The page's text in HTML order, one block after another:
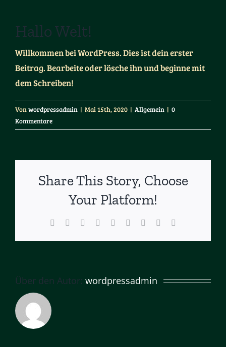
Hallo Welt!
Willkommen bei WordPress. Dies ist dein erster
Beitrag. Bearbeite oder lösche ihn und beginne mit
dem Schreiben!
Vonwordpressadmin | Mai 15th, 2020 | Allgemein | 0
Kommentare
Share This Story, Choose
Your Platform!
Facebook Reddit LinkedInWhatsApp
TumblrPinterest
Über den Autor: wordpressadmin